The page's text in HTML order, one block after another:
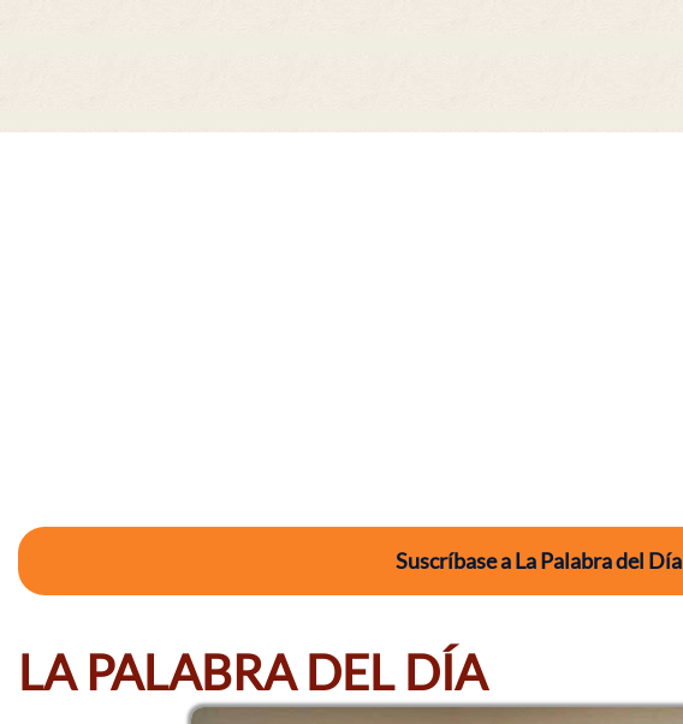
Suscríbase a La Palabra del Día
LA PALABRA DEL DÍA